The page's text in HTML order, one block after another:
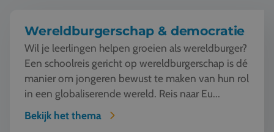
Wereldburgerschap & democratie
Wil je leerlingen helpen groeien als wereldburger?
Een schoolreis gericht op wereldburgerschap is dé
manier om jongeren bewust te maken van hun rol
in een globaliserende wereld. Reis naar Eu...
Bekijk het thema